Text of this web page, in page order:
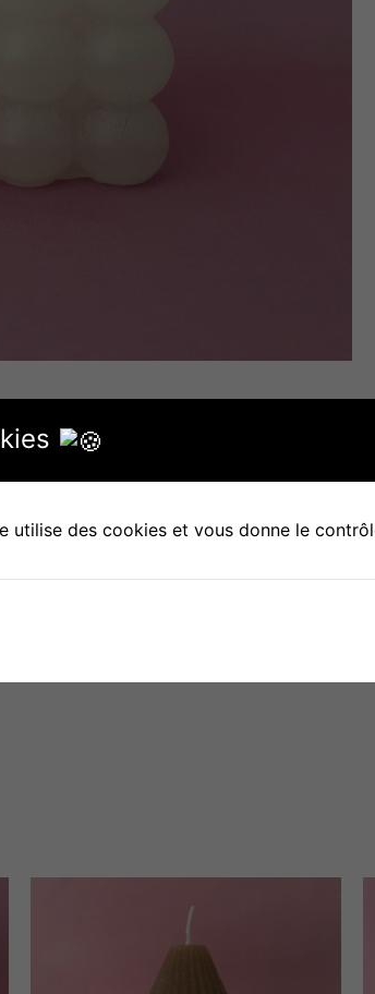
décoratives, elle est parfaite pour
Sa fabrication en soja et cire
utilise des cookies et vous donne le